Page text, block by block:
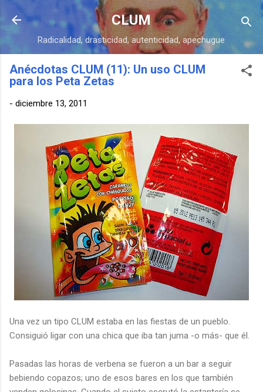
Ir al contenido principal
CLUM
Radicalidad, drasticidad, autenticidad, apechugue
Anécdotas CLUM (11): Un uso CLUM
para los Peta Zetas
- diciembre 13, 2011
Una vez un tipo CLUM estaba en las fiestas de un pueblo.
Consiguió ligar con una chica que iba tan juma -o más- que él.
Pasadas las horas de verbena se fueron a un bar a seguir
bebiendo copazos; uno de esos bares en los que también